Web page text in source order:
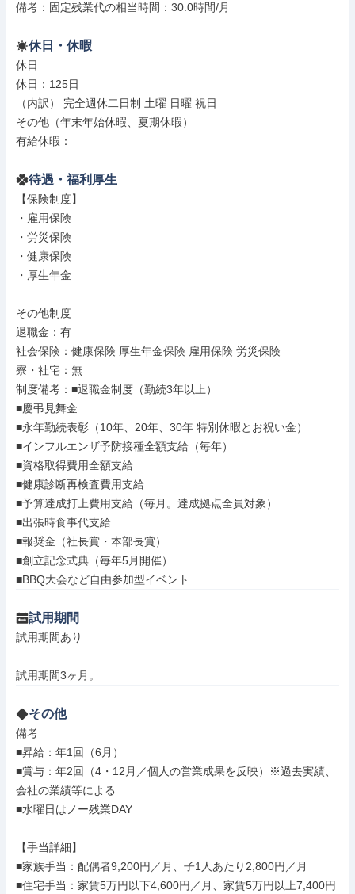
備考：固定残業代の相当時間：30.0時間/月
休日・休暇
休日
休日：125日
（内訳） 完全週休二日制 土曜 日曜 祝日
その他（年末年始休暇、夏期休暇）
有給休暇：
待遇・福利厚生
【保険制度】
・雇用保険
・労災保険
・健康保険
・厚生年金
その他制度
退職金：有
社会保険：健康保険 厚生年金保険 雇用保険 労災保険
寮・社宅：無
制度備考：■退職金制度（勤続3年以上）
■慶弔見舞金
■永年勤続表彰（10年、20年、30年 特別休暇とお祝い金）
■インフルエンザ予防接種全額支給（毎年）
■資格取得費用全額支給
■健康診断再検査費用支給
■予算達成打上費用支給（毎月。達成拠点全員対象）
■出張時食事代支給
■報奨金（社長賞・本部長賞）
■創立記念式典（毎年5月開催）
■BBQ大会など自由参加型イベント
試用期間
試用期間あり
試用期間3ヶ月。
その他
備考
■昇給：年1回（6月）
■賞与：年2回（4・12月／個人の営業成果を反映）※過去実績、
会社の業績等による
■水曜日はノー残業DAY
【手当詳細】
■家族手当：配偶者9,200円／月、子1人あたり2,800円／月
■住宅手当：家賃5万円以下4,600円／月、家賃5万円以上7,400円